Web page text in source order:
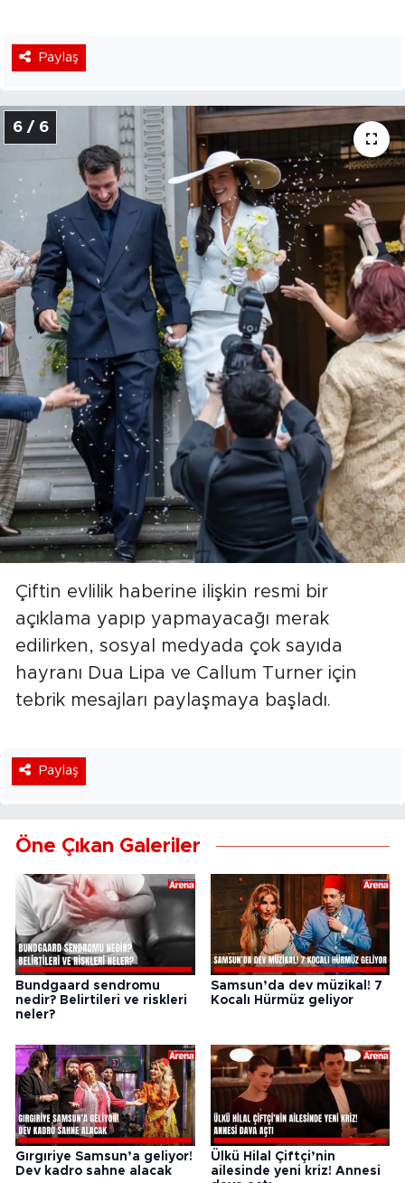
Paylaş
6 / 6
Çiftin evlilik haberine ilişkin resmi bir
açıklama yapıp yapmayacağı merak
edilirken, sosyal medyada çok sayıda
hayranı Dua Lipa ve Callum Turner için
tebrik mesajları paylaşmaya başladı.
Paylaş
Öne Çıkan Galeriler
Bundgaard sendromu
nedir? Belirtileri ve riskleri
neler?
Samsun’da dev müzikal! 7
Kocalı Hürmüz geliyor
Gırgıriye Samsun’a geliyor!
Dev kadro sahne alacak
Ülkü Hilal Çiftçi’nin
ailesinde yeni kriz! Annesi